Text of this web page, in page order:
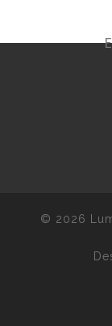
© 2026